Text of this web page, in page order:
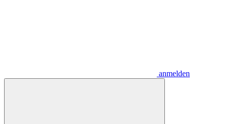
anmelden